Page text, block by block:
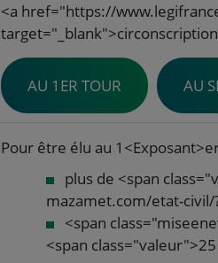
<a href="https://
AU 1ER TOUR AU
Pour être élu au
plus de <span
mazamet.com/etat-
<span
<span